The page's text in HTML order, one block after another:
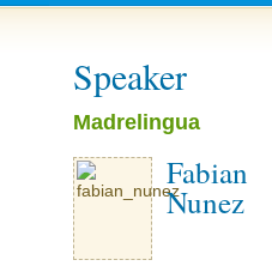
Speaker
Madrelingua
Fabian
Nunez